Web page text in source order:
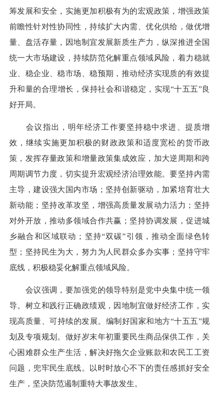
筹发展和安全，实施更加积极有为的宏观政策，增强政策
前瞻性针对性协同性，持续扩大内需、优化供给，做优增
量、盘活存量，因地制宜发展新质生产力，纵深推进全国
统一大市场建设，持续防范化解重点领域风险，着力稳就
业、稳企业、稳市场、稳预期，推动经济实现质的有效提
升和量的合理增长，保持社会和谐稳定，实现“十五五”良
好开局。
会议指出，明年经济工作要坚持稳中求进、提质增
效，继续实施更加积极的财政政策和适度宽松的货币政
策，发挥存量政策和增量政策集成效应，加大逆周期和跨
周期调节力度，切实提升宏观经济治理效能。要坚持内需
主导，建设强大国内市场；坚持创新驱动，加紧培育壮大
新动能；坚持改革攻坚，增强高质量发展动力活力；坚持
对外开放，推动多领域合作共赢；坚持协调发展，促进城
乡融合和区域联动；坚持“双碳”引领，推动全面绿色转
型；坚持民生为大，努力为人民群众多办实事；坚持守牢
底线，积极稳妥化解重点领域风险。
会议强调，要加强党的领导特别是党中央集中统一领
导。树立和践行正确政绩观，因地制宜做好经济工作，实
现高质量、可持续的发展。编制好国家和地方“十五五”规
划及专项规划。做好岁末年初重要民生商品保供工作，关
心困难群众生产生活，解决好拖欠企业账款和农民工工资
问题，兜牢民生底线。以时时放心不下的责任感抓好安全
生产，坚决防范遏制重特大事故发生。